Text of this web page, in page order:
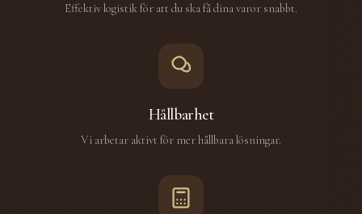
Effektiv logistik för att du ska få dina varor snabbt.
Hållbarhet
Vi arbetar aktivt för mer hållbara lösningar.